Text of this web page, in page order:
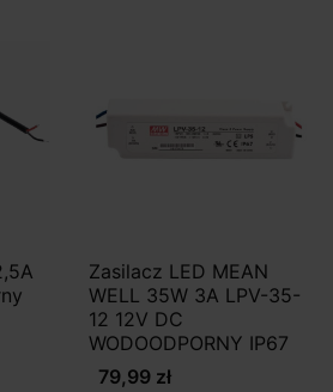
Zasilacz LED MEAN
WELL 35W 3A LPV-35-
12 12V DC
WODOODPORNY IP67
79,99 zł